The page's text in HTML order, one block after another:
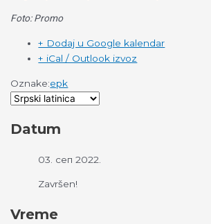
Foto: Promo
+ Dodaj u Google kalendar
+ iCal / Outlook izvoz
Oznake:epk
Datum
03. сеп 2022.
Završen!
Vreme